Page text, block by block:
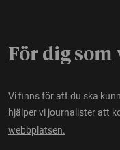
För dig
Vi finns för att du ska
hjälper vi journalister att
webbplatsen.